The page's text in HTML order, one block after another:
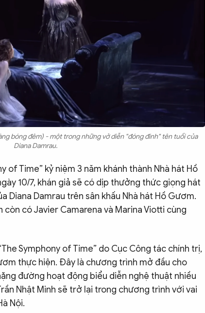
bóng đêm) - một trong những vở diễn "đóng đinh" tên tuổi của
Diana Damrau.
of Time” kỷ niệm 3 năm khánh thành Nhà hát Hồ
10/7, khán giả sẽ có dịp thưởng thức giọng hát
Diana Damrau trên sân khấu Nhà hát Hồ Gươm.
có Javier Camarena và Marina Viotti cùng
Symphony of Time” do Cục Công tác chính trị,
thực hiện. Đây là chương trình mở đầu cho
đường hoạt động biểu diễn nghệ thuật nhiều
Nhật Minh sẽ trở lại trong chương trình với vai
Nội.